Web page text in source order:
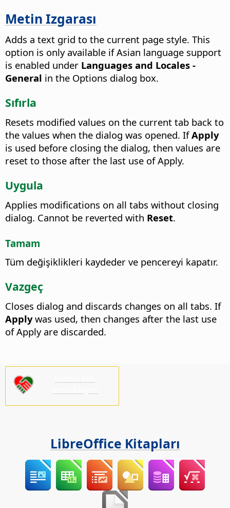
Metin Izgarası
Adds a text grid to the current page style. This
option is only available if Asian language support
is enabled under Languages and Locales -
General in the Options dialog box.
Sıfırla
Resets modified values on the current tab back to
the values when the dialog was opened. IfApply
is used before closing the dialog, then values are
reset to those after the last use of Apply.
Uygula
Applies modifications on all tabs without closing
dialog. Cannot be reverted with Reset.
Tamam
Tüm değişiklikleri kaydeder ve pencereyi kapatır.
Vazgeç
Closes dialog and discards changes on all tabs. If
Applywas used, then changes after the last use
of Apply are discarded.
LibreOffice Kitapları